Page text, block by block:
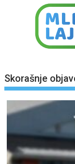
Skorašnje